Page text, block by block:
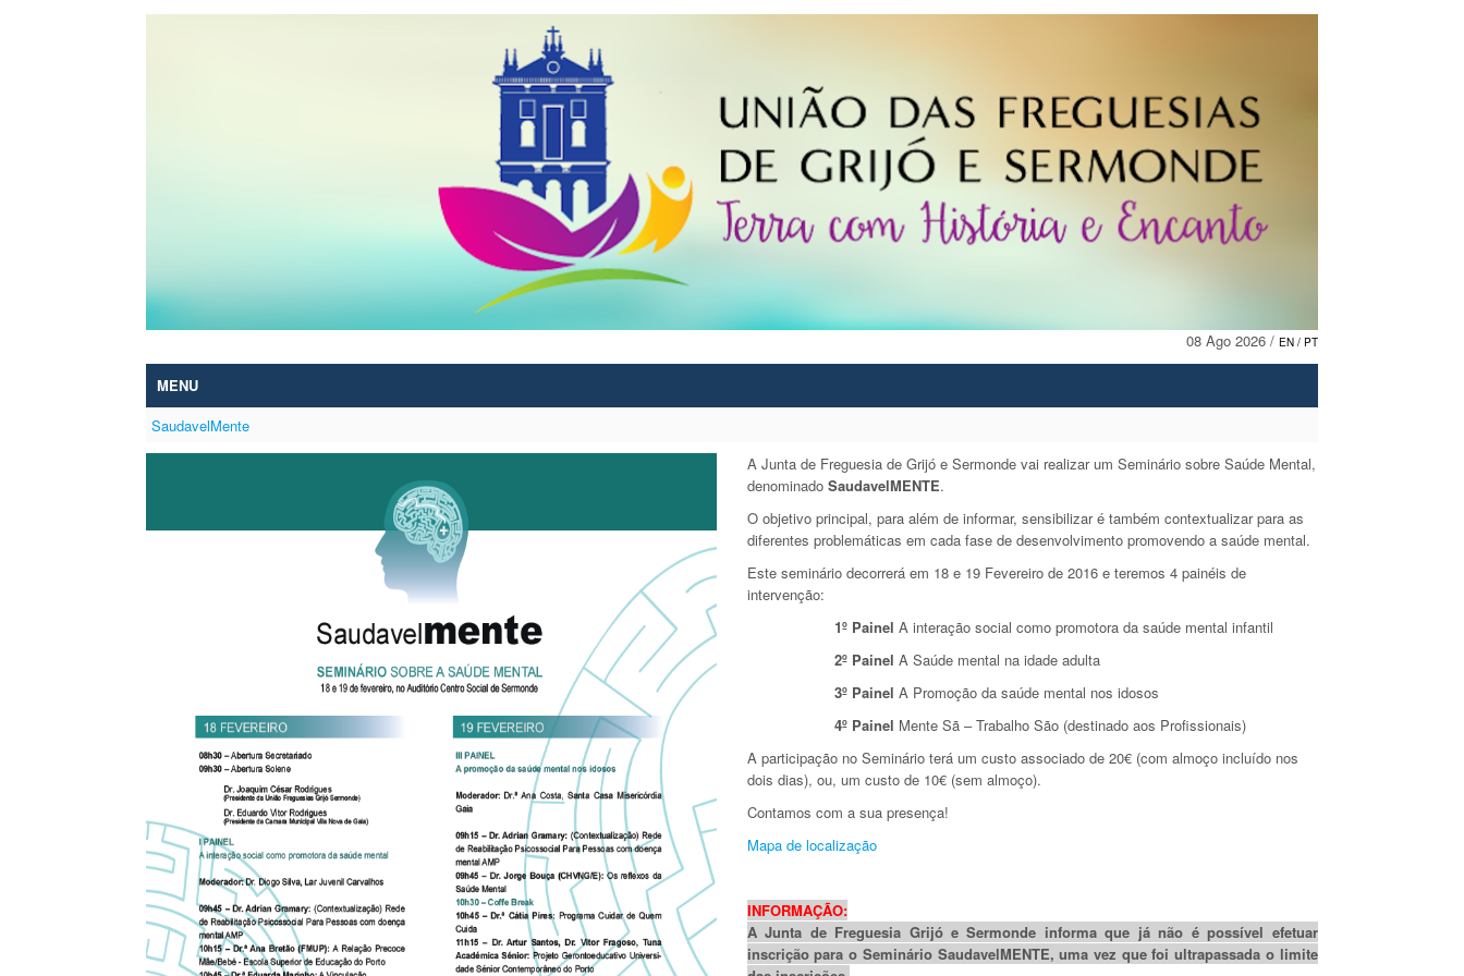
08 Ago 2026 / EN / PT
MENU
SaudavelMente
A Junta de Freguesia de Grijó e Sermonde vai realizar um Seminário sobre Saúde Mental,
denominado SaudavelMENTE.
O objetivo principal, para além de informar, sensibilizar é também contextualizar para as
diferentes problemáticas em cada fase de desenvolvimento promovendo a saúde mental.
Este seminário decorrerá em 18 e 19 Fevereiro de 2016 e teremos 4 painéis de
intervenção:
1º Painel A interação social como promotora da saúde mental infantil
2º Painel A Saúde mental na idade adulta
3º Painel A Promoção da saúde mental nos idosos
4º Painel Mente Sã – Trabalho São (destinado aos Profissionais)
A participação no Seminário terá um custo associado de 20€ (com almoço incluído nos
dois dias), ou, um custo de 10€ (sem almoço).
Contamos com a sua presença!
Mapa de localização
INFORMAÇÃO:
A Junta de Freguesia Grijó e Sermonde informa que já não é possível efetuar
inscrição para o Seminário SaudavelMENTE, uma vez que foi ultrapassada o limite